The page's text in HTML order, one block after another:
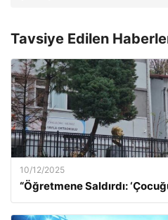
Tavsiye Edilen
10/12/2025
“Öğretmene Saldırdı: